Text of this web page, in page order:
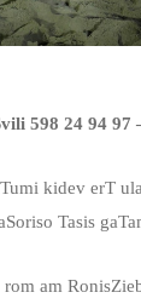
598 24 94 97
kidev erT
Tasis
rom am